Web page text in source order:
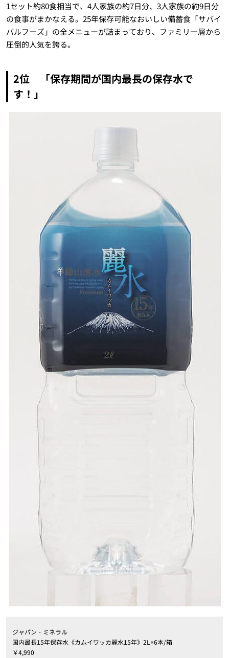
1セット約80食相当で、4人家族の約7日分、3人家族の約9日分
の食事がまかなえる。25年保存可能なおいしい備蓄食「サバイ
バルフーズ」の全メニューが詰まっており、ファミリー層から
圧倒的人気を誇る。
2位 「保存期間が国内最長の保存水で
す！」
ジャパン・ミネラル
国内最長15年保存水《カムイワッカ麗水15年》2L×6本/箱
￥4,990